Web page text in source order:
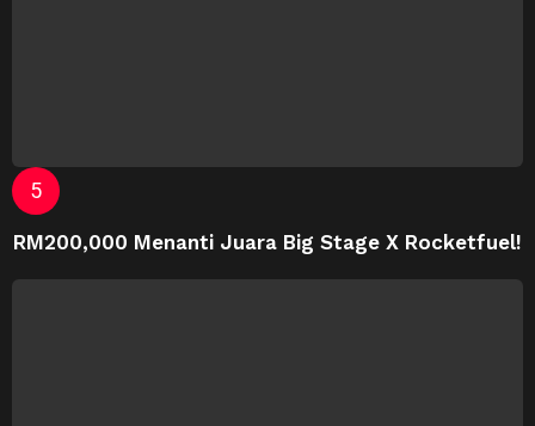
RM200,000 Menanti Juara Big Stage X Rocketfuel!